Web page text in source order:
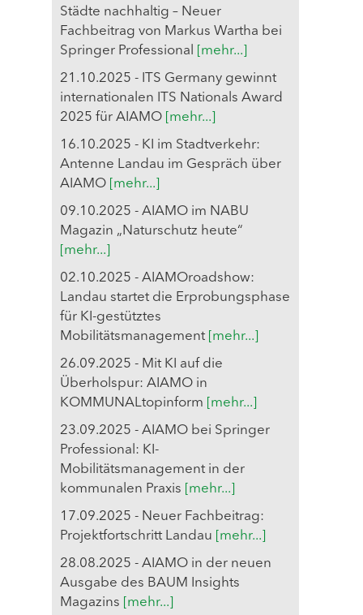
Städte nachhaltig – Neuer
Fachbeitrag von Markus Wartha bei
Springer Professional
[mehr...]
21.10.2025 - ITS Germany gewinnt
internationalen ITS Nationals Award
2025 für AIAMO [mehr...]
16.10.2025 - KI im Stadtverkehr:
Antenne Landau im Gespräch über
AIAMO [mehr...]
09.10.2025 - AIAMO im NABU
Magazin „Naturschutz heute“
[mehr...]
02.10.2025 - AIAMOroadshow:
Landau startet die Erprobungsphase
für KI-gestütztes
Mobilitätsmanagement [mehr...]
26.09.2025 - Mit KI auf die
Überholspur: AIAMO in
KOMMUNALtopinform
[mehr...]
23.09.2025 - AIAMO bei Springer
Professional: KI-
Mobilitätsmanagement in der
kommunalen Praxis
[mehr...]
17.09.2025 - Neuer Fachbeitrag:
Projektfortschritt Landau
[mehr...]
28.08.2025 - AIAMO in der neuen
Ausgabe des BAUM Insights
Magazins
[mehr...]